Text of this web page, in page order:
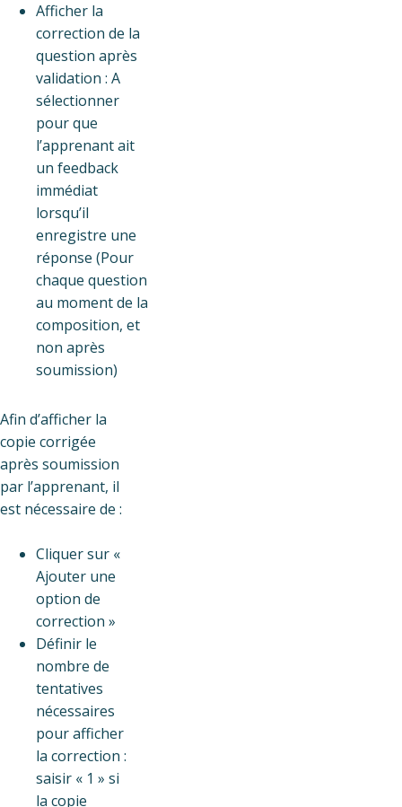
Afficher la
correction de la
question après
validation : A
sélectionner
pour que
l’apprenant ait
un feedback
immédiat
lorsqu’il
enregistre une
réponse (Pour
chaque question
au moment de la
composition, et
non après
soumission)
Afin d’afficher la
copie corrigée
après soumission
par l’apprenant, il
est nécessaire de :
Cliquer sur «
Ajouter une
option de
correction »
Définir le
nombre de
tentatives
nécessaires
pour afficher
la correction :
saisir « 1 » si
la copie